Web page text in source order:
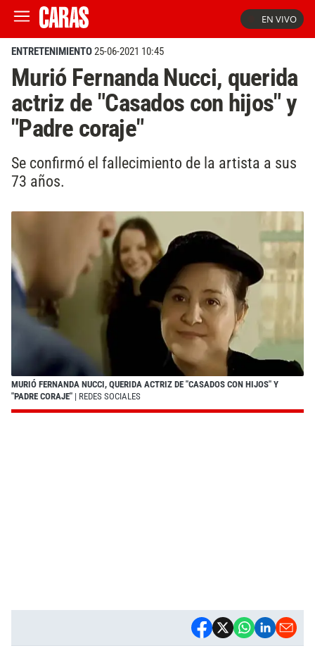
EN VIVO
ENTRETENIMIENTO25-06-2021 10:45
Murió Fernanda Nucci, querida
actriz de "Casados con hijos" y
"Padre coraje"
Se confirmó el fallecimiento de la artista a sus
73 años.
MURIÓ FERNANDA NUCCI, QUERIDA ACTRIZ DE "CASADOS CON HIJOS" Y
"PADRE CORAJE" | REDES SOCIALES